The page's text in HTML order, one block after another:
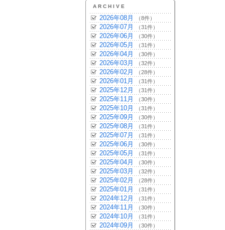
ARCHIVE
2026年08月 （8件）
2026年07月 （31件）
2026年06月 （30件）
2026年05月 （31件）
2026年04月 （30件）
2026年03月 （32件）
2026年02月 （28件）
2026年01月 （31件）
2025年12月 （31件）
2025年11月 （30件）
2025年10月 （31件）
2025年09月 （30件）
2025年08月 （31件）
2025年07月 （31件）
2025年06月 （30件）
2025年05月 （31件）
2025年04月 （30件）
2025年03月 （32件）
2025年02月 （28件）
2025年01月 （31件）
2024年12月 （31件）
2024年11月 （30件）
2024年10月 （31件）
2024年09月 （30件）